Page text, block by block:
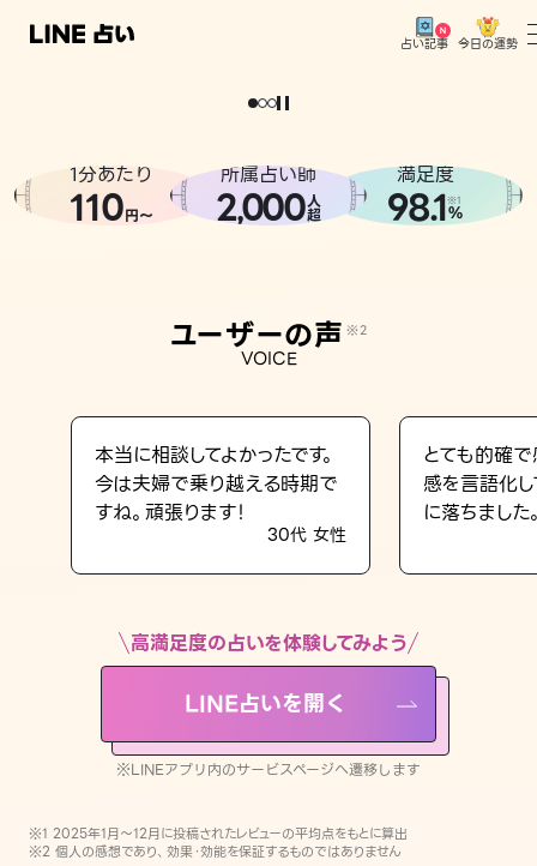
占い記事 今日の運勢
相談事例
LINE占いを開く
※LINEアプリ内のサービスページへ遷移します
どうせなら
。
1分あたり
110円〜
所属占い師
2,000人
超
満足度
98.1※1
%
ユーザーの声 ※2
VOICE
本当に相談してよかったです。
今は夫婦で乗り越える時期で
すね。頑張ります！
30代 女性
とても的確
感を言語化
に落ちました
高満足度の占いを体験してみよう
LINE占いを開く
※LINEアプリ内のサービスページへ遷移します
※1 2025年1月〜12月に投稿されたレビューの平均点をもとに算出
※2 個人の感想であり、効果・効能を保証するものではありません